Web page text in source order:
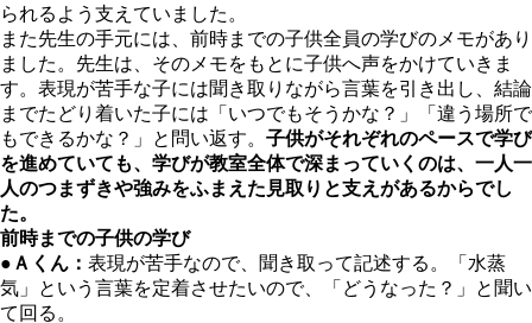
られるよう支えていました。
また先生の手元には、前時までの子供全員の学びのメモがあり
ました。先生は、そのメモをもとに子供へ声をかけていきま
す。表現が苦手な子には聞き取りながら言葉を引き出し、結論
までたどり着いた子には「いつでもそうかな？」「違う場所で
もできるかな？」と問い返す。 子供がそれぞれのペースで学び
を進めていても、学びが教室全体で深まっていくのは、一人一
人のつまずきや強みをふまえた見取りと支えがあるからでし
た。
前時までの子供の学び
● Ａくん： 表現が苦手なので、聞き取って記述する。「水蒸
気」という言葉を定着させたいので、「どうなった？」と聞い
て回る。